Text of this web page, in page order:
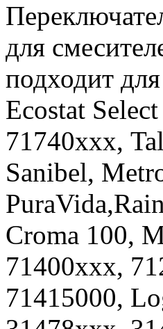
для
подходит
Ecostat
71740ххх,
Sanibel,
Croma 100,
71400xxx,
71415000,